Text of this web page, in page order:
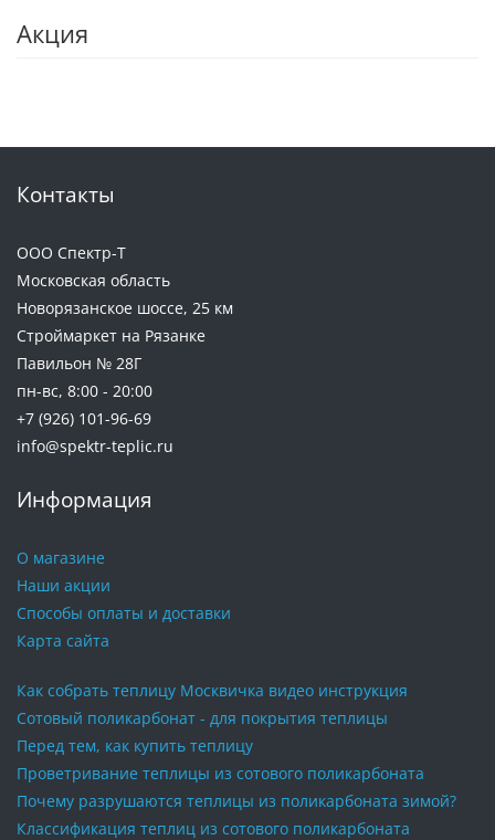
Акция
Контакты
ООО Спектр-Т
Московская область
Новорязанское шоссе, 25 км
Строймаркет на Рязанке
Павильон № 28Г
пн-вс, 8:00 - 20:00
+7 (926) 101-96-69
info@spektr-teplic.ru
Информация
О магазине
Наши акции
Способы оплаты и доставки
Карта сайта
Как собрать теплицу Москвичка видео инструкция
Сотовый поликарбонат - для покрытия теплицы
Перед тем, как купить теплицу
Проветривание теплицы из сотового поликарбоната
Почему разрушаются теплицы из поликарбоната зимой?
Классификация теплиц из сотового поликарбоната